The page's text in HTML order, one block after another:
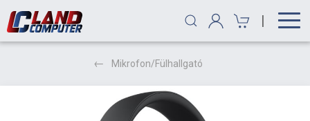
|
Mikrofon/Fülhallgató